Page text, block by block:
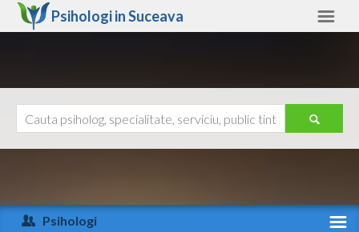
Psihologi inSuceava
Arad
Ajutor
Psihologi